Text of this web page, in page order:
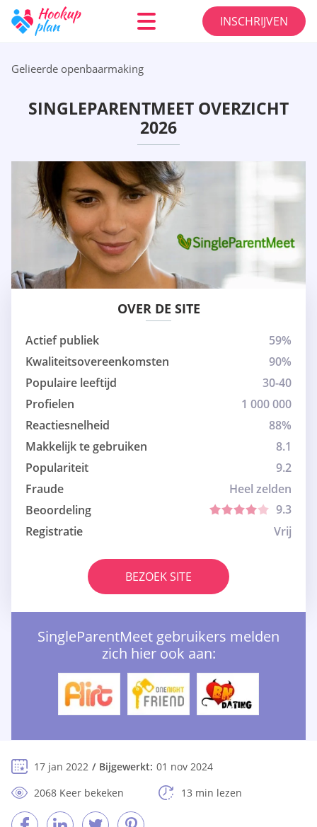
INSCHRIJVEN
Gelieerde openbaarmaking
SINGLEPARENTMEET OVERZICHT
2026
OVER DE SITE
Actief publiek
59%
Kwaliteitsovereenkomsten
90%
Populaire leeftijd
30-40
Profielen
1 000 000
Reactiesnelheid
88%
Makkelijk te gebruiken
8.1
Populariteit
9.2
Fraude
Heel zelden
Beoordeling
9.3
Registratie
Vrij
BEZOEK SITE
SingleParentMeet gebruikers melden
zich hier ook aan:
17 jan 2022 Bijgewerkt: 01 nov 2024
2068 Keer bekeken
13 min lezen